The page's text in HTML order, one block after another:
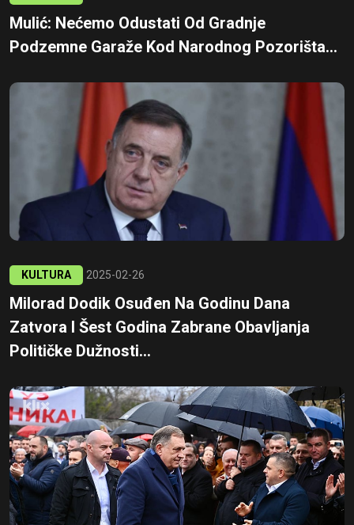
Mulić: Nećemo Odustati Od Gradnje
Podzemne Garaže Kod Narodnog Pozorišta...
KULTURA 2025-02-26
Milorad Dodik Osuđen Na Godinu Dana
Zatvora I Šest Godina Zabrane Obavljanja
Političke Dužnosti...